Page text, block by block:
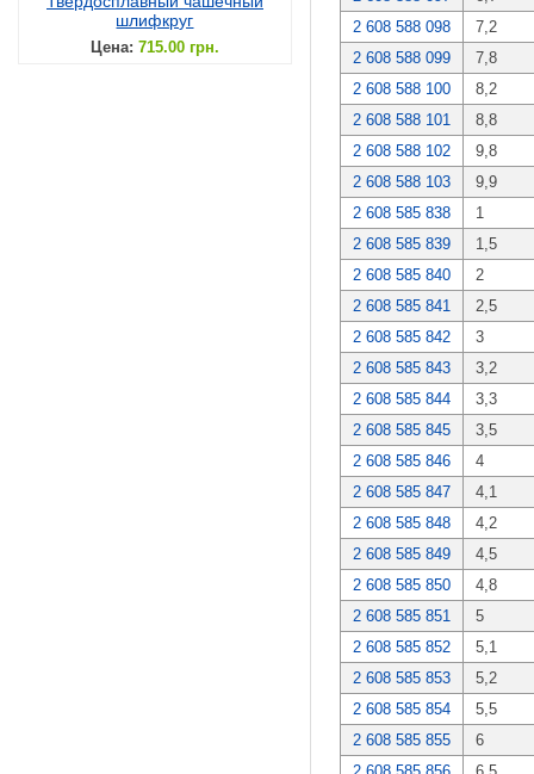
шлифкруг
Цена: 715.00 грн.
2 608 588 098
7,2
2 608 588 099
7,8
2 608 588 100
8,2
2 608 588 101
8,8
2 608 588 102
9,8
2 608 588 103
9,9
2 608 585 838
1
2 608 585 839
1,5
2 608 585 840
2
2 608 585 841
2,5
2 608 585 842
3
2 608 585 843
3,2
2 608 585 844
3,3
2 608 585 845
3,5
2 608 585 846
4
2 608 585 847
4,1
2 608 585 848
4,2
2 608 585 849
4,5
2 608 585 850
4,8
2 608 585 851
5
2 608 585 852
5,1
2 608 585 853
5,2
2 608 585 854
5,5
2 608 585 855
6